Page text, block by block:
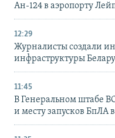
Ан-124 в аэропорту
12:29
Журналисты создали
инфраструктуры
11:45
В Генеральном штабе
и месту запусков БпЛА